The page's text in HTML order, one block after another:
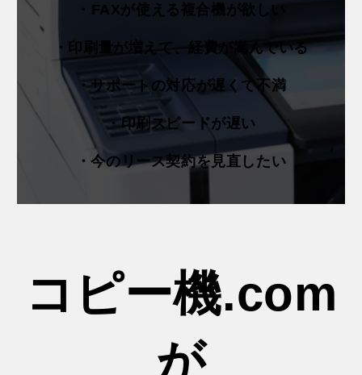
・FAXが使える複合機が欲しい
・印刷量が増えて、経費が嵩んでいる
・サポートの対応が遅くて不満
・印刷スピードが遅い
・今のリース契約を見直したい
コピー機.com
が